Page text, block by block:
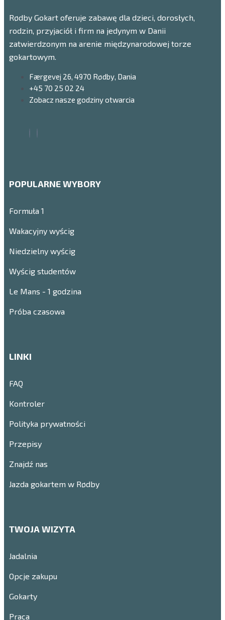
Rødby Gokart oferuje zabawę dla dzieci, dorosłych,
rodzin, przyjaciół i firm na jedynym w Danii
zatwierdzonym na arenie międzynarodowej torze
gokartowym.
Færgevej 26, 4970 Rødby, Dania
+45 70 25 02 24
Zobacz nasze godziny otwarcia
POPULARNE WYBORY
Formuła 1
Wakacyjny wyścig
Niedzielny wyścig
Wyścig studentów
Le Mans - 1 godzina
Próba czasowa
LINKI
FAQ
Kontroler
Polityka prywatności
Przepisy
Znajdź nas
Jazda gokartem w Rødby
TWOJA WIZYTA
Jadalnia
Opcje zakupu
Gokarty
Praca